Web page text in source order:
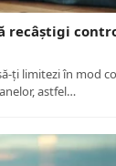
recâștigi
ți limitezi în mod
astfel…